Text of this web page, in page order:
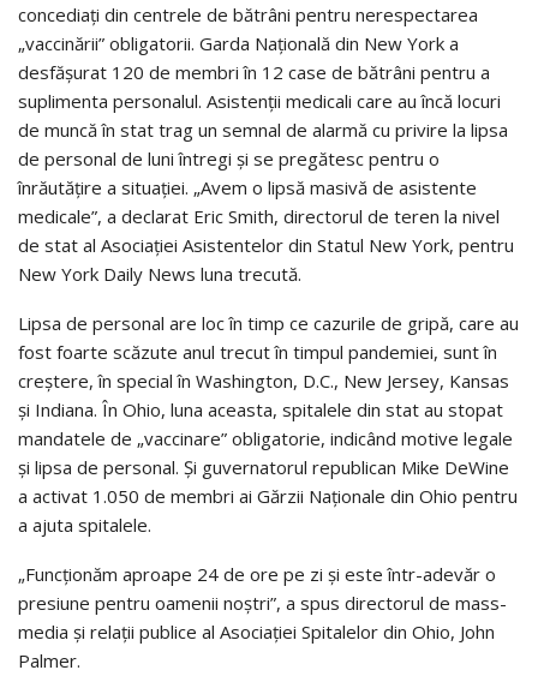
concediați din centrele de bătrâni pentru nerespectarea
„vaccinării” obligatorii. Garda Națională din New York a
desfășurat 120 de membri în 12 case de bătrâni pentru a
suplimenta personalul. Asistenții medicali care au încă locuri
de muncă în stat trag un semnal de alarmă cu privire la lipsa
de personal de luni întregi și se pregătesc pentru o
înrăutățire a situației. „Avem o lipsă masivă de asistente
medicale”, a declarat Eric Smith, directorul de teren la nivel
de stat al Asociației Asistentelor din Statul New York, pentru
New York Daily News luna trecută.
Lipsa de personal are loc în timp ce cazurile de gripă, care au
fost foarte scăzute anul trecut în timpul pandemiei, sunt în
creștere, în special în Washington, D.C., New Jersey, Kansas
și Indiana. În Ohio, luna aceasta, spitalele din stat au stopat
mandatele de „vaccinare” obligatorie, indicând motive legale
și lipsa de personal. Și guvernatorul republican Mike DeWine
a activat 1.050 de membri ai Gărzii Naționale din Ohio pentru
a ajuta spitalele.
„Funcționăm aproape 24 de ore pe zi și este într-adevăr o
presiune pentru oamenii noștri”, a spus directorul de mass-
media și relații publice al Asociației Spitalelor din Ohio, John
Palmer.